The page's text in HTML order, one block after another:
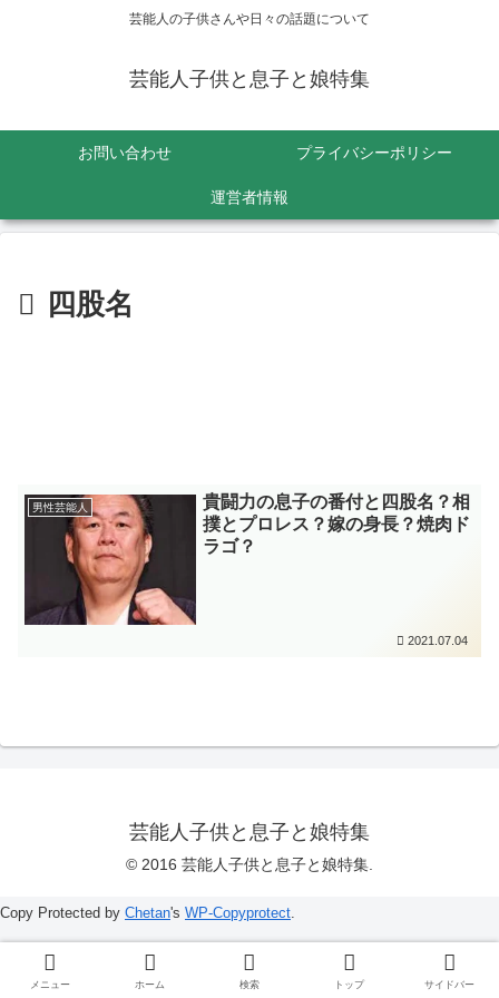
芸能人の子供さんや日々の話題について
芸能人子供と息子と娘特集
お問い合わせ プライバシーポリシー
運営者情報
四股名
男性芸能人
貴闘力の息子の番付と四股名？相
撲とプロレス？嫁の身長？焼肉ド
ラゴ？
2021.07.04
芸能人子供と息子と娘特集
© 2016 芸能人子供と息子と娘特集.
メニュー ホーム 検索 トップ サイドバー
Copy Protected by Chetan's WP-Copyprotect